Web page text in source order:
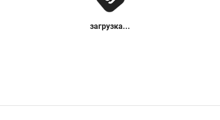
загрузка...